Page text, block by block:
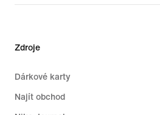
Zdroje
Dárkové karty
Najít obchod